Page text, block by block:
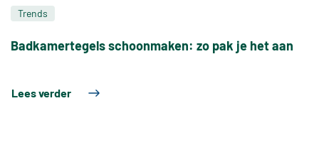
Trends
Badkamertegels schoonmaken: zo pak je het aan
Lees verder